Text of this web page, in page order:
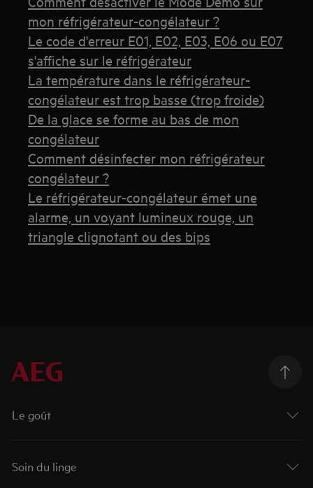
mon réfrigérateur-congélateur ?
Le code d'erreur E01, E02, E03, E06 ou E07
s'affiche sur le réfrigérateur
La température dans le réfrigérateur-
congélateur est trop basse (trop froide)
De la glace se forme au bas de mon
congélateur
Comment désinfecter mon réfrigérateur
congélateur ?
Le réfrigérateur-congélateur émet une
alarme, un voyant lumineux rouge, un
triangle clignotant ou des bips
Le goût
Soin du linge